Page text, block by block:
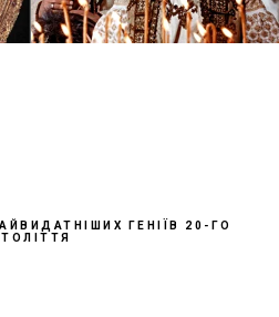
ГЕНІЇВ 20-ГО